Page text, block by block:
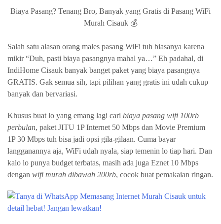
Biaya Pasang? Tenang Bro, Banyak yang Gratis di Pasang WiFi
Murah Cisauk 💰
Salah satu alasan orang males pasang WiFi tuh biasanya karena
mikir “Duh, pasti biaya pasangnya mahal ya…” Eh padahal, di
IndiHome Cisauk banyak banget paket yang biaya pasangnya
GRATIS. Gak semua sih, tapi pilihan yang gratis ini udah cukup
banyak dan bervariasi.
Khusus buat lo yang emang lagi cari biaya pasang wifi 100rb
perbulan, paket JITU 1P Internet 50 Mbps dan Movie Premium
1P 30 Mbps tuh bisa jadi opsi gila-gilaan. Cuma bayar
langganannya aja, WiFi udah nyala, siap temenin lo tiap hari. Dan
kalo lo punya budget terbatas, masih ada juga Eznet 10 Mbps
dengan wifi murah dibawah 200rb, cocok buat pemakaian ringan.